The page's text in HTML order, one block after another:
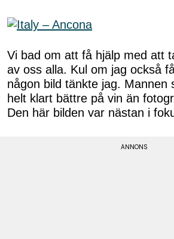
Vi bad om att få hjälp med att
av oss alla. Kul om jag också
någon bild tänkte jag. Mannen
helt klart bättre på vin än
Den här bilden var nästan i